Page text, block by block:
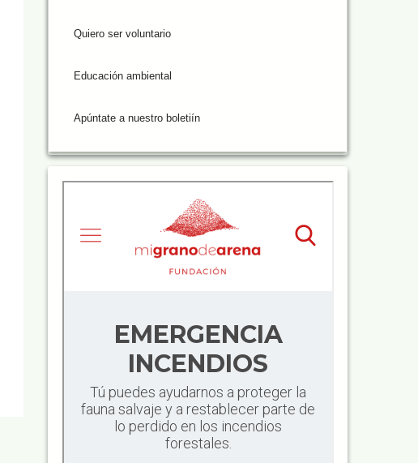
Quiero ser voluntario
Educación ambiental
Apúntate a nuestro boletiín